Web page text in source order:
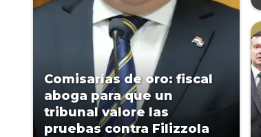
Comisarías de oro: fiscal
aboga para que un
tribunal valore las
pruebas contra Filizzola